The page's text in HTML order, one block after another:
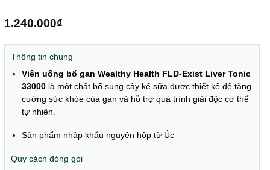
1.240.000₫
Thông tin chung
Viên uống bổ gan Wealthy Health FLD-Exist Liver Tonic
33000 là một chất bổ sung cây kế sữa được thiết kế để tăng
cường sức khỏe của gan và hỗ trợ quá trình giải độc cơ thể
tự nhiên.
Sản phẩm nhập khẩu nguyên hộp từ Úc
Quy cách đóng gói